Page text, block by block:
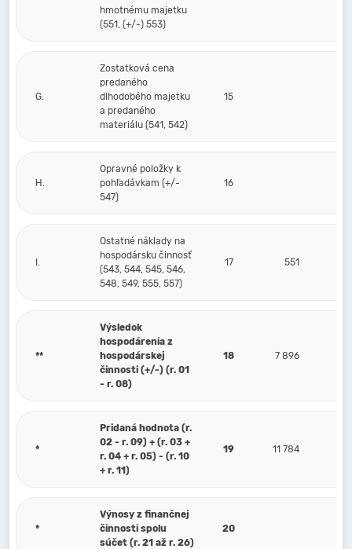
hmotnému majetku
(551, (+/-) 553)
G.
Zostatková cena
predaného
dlhodobého majetku
a predaného
materiálu (541, 542)
15
H.
Opravné položky k
pohľadávkam (+/-
547)
16
I.
Ostatné náklady na
hospodársku činnosť
(543, 544, 545, 546,
548, 549, 555, 557)
17 551
**
Výsledok
hospodárenia z
hospodárskej
činnosti (+/-) (r. 01
- r. 08)
18 7 896
*
Pridaná hodnota (r.
02 - r. 09) + (r. 03 +
r. 04 + r. 05) - (r. 10
+ r. 11)
19 11 784
*
Výnosy z finančnej
činnosti spolu
súčet (r. 21 až r. 26)
20